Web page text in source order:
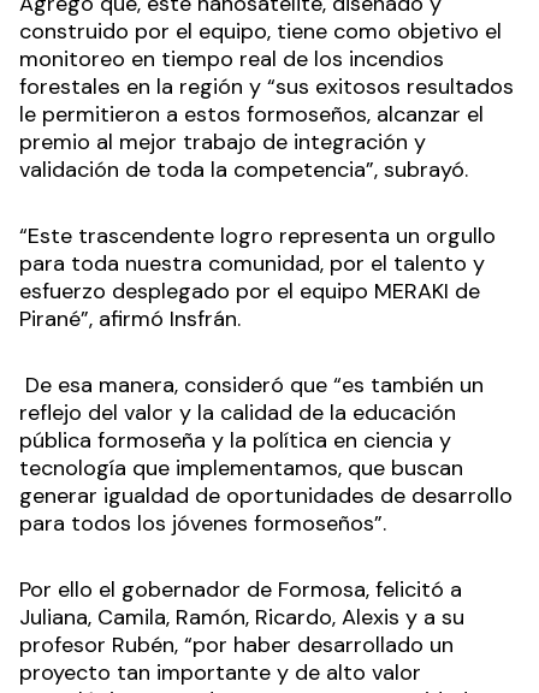
construido por el equipo, tiene como objetivo el
monitoreo en tiempo real de los incendios
forestales en la región y “sus exitosos resultados
le permitieron a estos formoseños, alcanzar el
premio al mejor trabajo de integración y
validación de toda la competencia”, subrayó.
“Este trascendente logro representa un orgullo
para toda nuestra comunidad, por el talento y
esfuerzo desplegado por el equipo MERAKI de
Pirané”, afirmó Insfrán.
De esa manera, consideró que “es también un
reflejo del valor y la calidad de la educación
pública formoseña y la política en ciencia y
tecnología que implementamos, que buscan
generar igualdad de oportunidades de desarrollo
para todos los jóvenes formoseños”.
Por ello el gobernador de Formosa, felicitó a
Juliana, Camila, Ramón, Ricardo, Alexis y a su
profesor Rubén, “por haber desarrollado un
proyecto tan importante y de alto valor